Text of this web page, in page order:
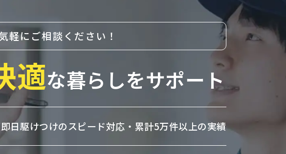
軽にご相談ください！
適な暮らしをサポート
日駆けつけのスピード対応・ 累計5万件以上の実績